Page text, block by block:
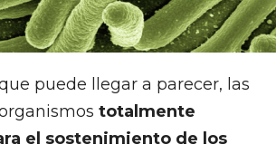
puede llegar a parecer, las
totalmente
el sostenimiento de los